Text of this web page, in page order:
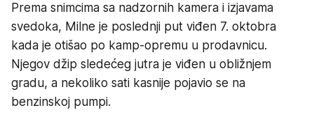
Prema snimcima sa nadzornih kamera i izjavama
svedoka, Milne je poslednji put viđen 7. oktobra
kada je otišao po kamp-opremu u prodavnicu.
Njegov džip sledećeg jutra je viđen u obližnjem
gradu, a nekoliko sati kasnije pojavio se na
benzinskoj pumpi.